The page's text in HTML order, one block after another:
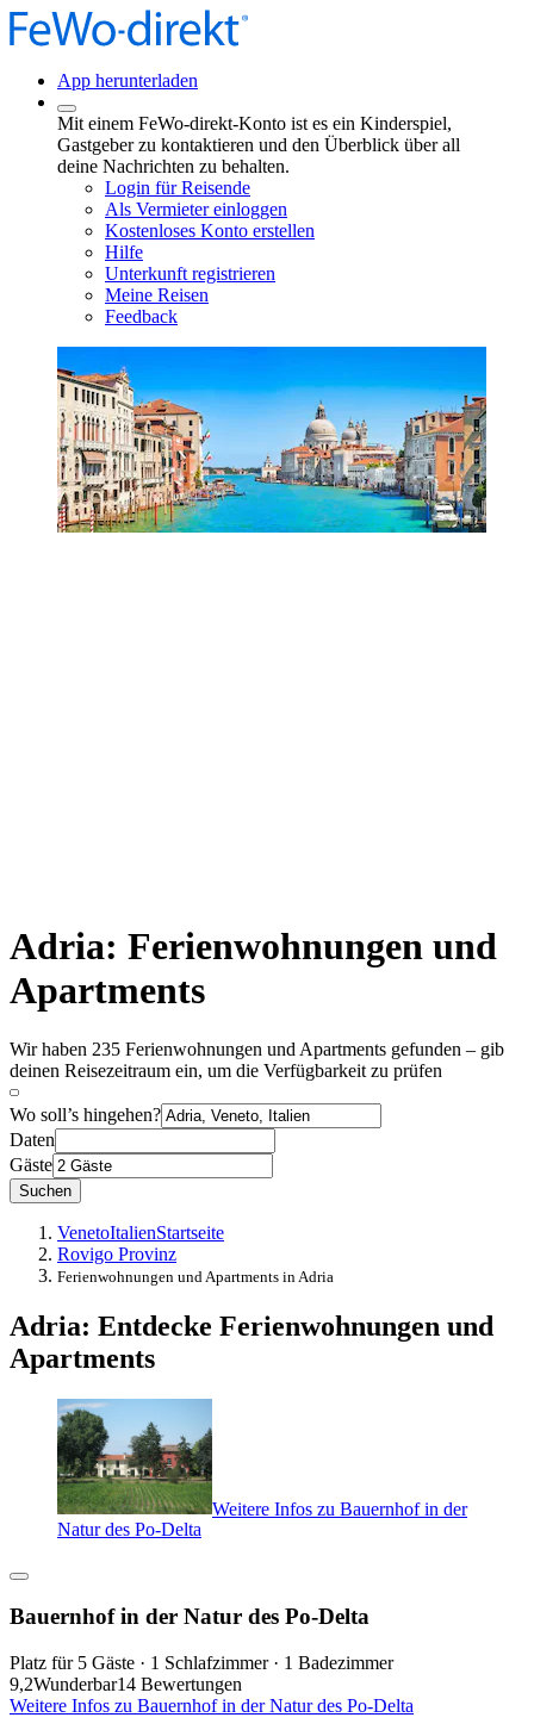
App herunterladen
Mit einem FeWo-direkt-Konto ist es ein Kinderspiel,
Gastgeber zu kontaktieren und den Überblick über all
deine Nachrichten zu behalten.
Login für Reisende
Als Vermieter einloggen
Kostenloses Konto erstellen
Hilfe
Unterkunft registrieren
Meine Reisen
Feedback
Adria: Ferienwohnungen und
Apartments
Wir haben 235 Ferienwohnungen und Apartments gefunden – gib
deinen Reisezeitraum ein, um die Verfügbarkeit zu prüfen
Wo soll’s hingehen?
Daten
Gäste
Suchen
VenetoItalienStartseite
Rovigo Provinz
Ferienwohnungen und Apartments in Adria
Adria: Entdecke Ferienwohnungen und
Apartments
Weitere Infos zu Bauernhof in der
Natur des Po-Delta
Bauernhof in der Natur des Po-Delta
Platz für 5 Gäste · 1 Schlafzimmer · 1 Badezimmer
9,2Wunderbar14 Bewertungen
Weitere Infos zu Bauernhof in der Natur des Po-Delta